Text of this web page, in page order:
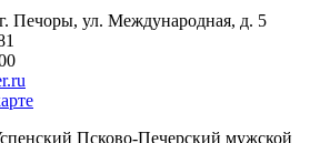
Печоры, ул. Международная, д. 5
Псково-Печерский мужской